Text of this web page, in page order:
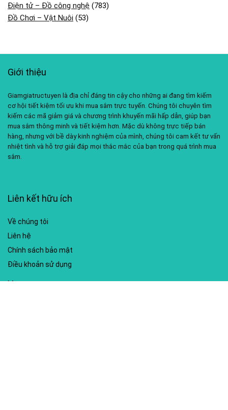
Điện tử – Đồ công nghệ (783)
Đồ Chơi – Vật Nuôi (53)
Giới thiệu
Giamgiatructuyen là địa chỉ đáng tin cậy cho những ai đang tìm kiếm
cơ hội tiết kiệm tối ưu khi mua sắm trực tuyến. Chúng tôi chuyên tìm
kiếm các mã giảm giá và chương trình khuyến mãi hấp dẫn, giúp bạn
mua sắm thông minh và tiết kiệm hơn. Mặc dù không trực tiếp bán
hàng, nhưng với bề dày kinh nghiệm của mình, chúng tôi cam kết tư vấn
nhiệt tình và hỗ trợ giải đáp mọi thắc mắc của bạn trong quá trình mua
sắm.
Liên kết hữu ích
Về chúng tôi
Liên hệ
Chính sách bảo mật
Điều khoản sử dụng
My account